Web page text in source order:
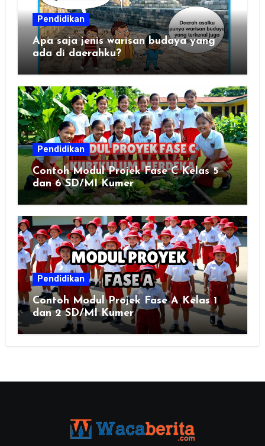
Pendidikan
Apa saja jenis warisan budaya yang
ada di daerahku?
Pendidikan
Contoh Modul Projek Fase C Kelas 5
dan 6 SD/MI Kumer
Pendidikan
Contoh Modul Projek Fase A Kelas 1
dan 2 SD/MI Kumer